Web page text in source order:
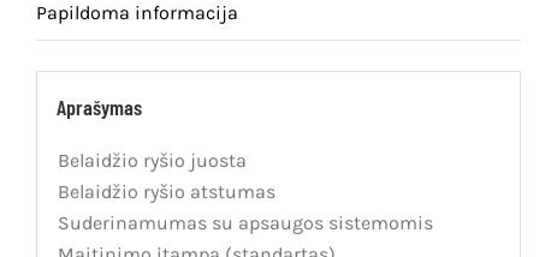
Papildoma informacija
Aprašymas
Belaidžio ryšio juosta
Belaidžio ryšio atstumas
Suderinamumas su apsaugos sistemomis